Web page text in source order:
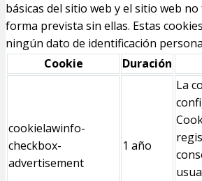
básicas del sitio web y el sitio web
forma prevista sin ellas. Estas
ningún dato de identificación
Cookie
Duración
cookielawinfo-
checkbox-
advertisement
1 año
La